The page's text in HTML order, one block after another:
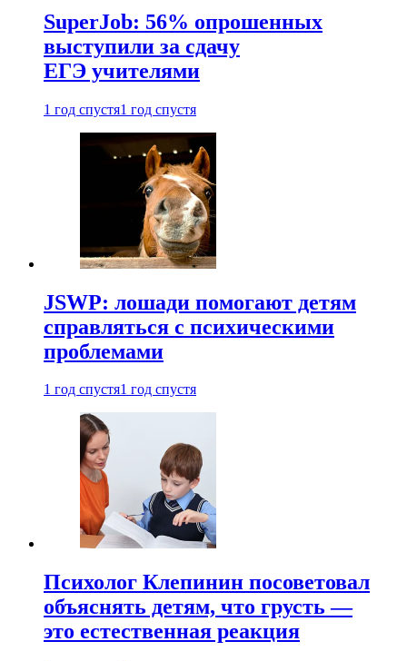
SuperJob: 56% опрошенных
выступили за сдачу
ЕГЭ учителями
1 год спустя1 год спустя
JSWP: лошади помогают детям
справляться с психическими
проблемами
1 год спустя1 год спустя
Психолог Клепинин посоветовал
объяснять детям, что грусть —
это естественная реакция